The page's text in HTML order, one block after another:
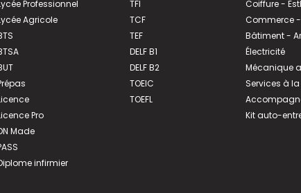
Professionnel
Agricole
Pro
Made
infirmier
TFI
TCF
TEF
DELF B1
DELF B2
TOEIC
TOEFL
Coiffure -
Commerce -
Bâtiment -
Électricité
Mécanique
Services à
Kit auto-